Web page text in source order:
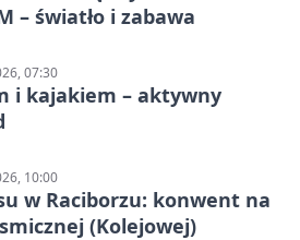
– światło i zabawa
07:30
i kajakiem – aktywny
10:00
w Raciborzu: konwent na
(Kolejowej)